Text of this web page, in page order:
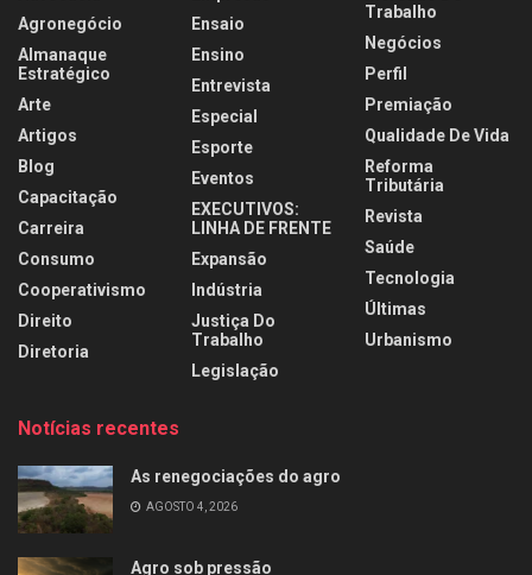
Agronegócio
Almanaque
Estratégico
Arte
Artigos
Blog
Capacitação
Carreira
Consumo
Cooperativismo
Direito
Diretoria
Ensaio
Ensino
Entrevista
Especial
Esporte
Eventos
EXECUTIVOS:
LINHA DE FRENTE
Expansão
Indústria
Justiça Do
Trabalho
Legislação
Trabalho
Negócios
Perfil
Premiação
Qualidade De Vida
Reforma
Tributária
Revista
Saúde
Tecnologia
Últimas
Urbanismo
Notícias recentes
As renegociações do agro
AGOSTO 4, 2026
Agro sob pressão